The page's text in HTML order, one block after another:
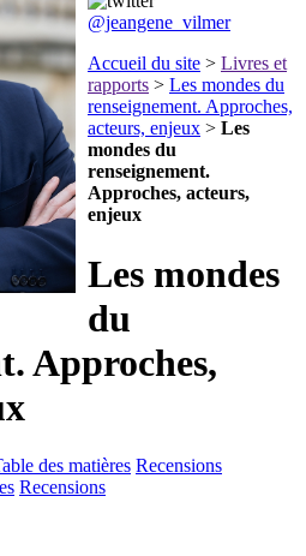
@jeangene_vilmer
Accueil du site > Livres et
rapports > Les mondes du
renseignement. Approches,
acteurs, enjeux > Les
mondes du
renseignement.
Approches, acteurs,
enjeux
Les mondes
du
Approches,
des matières Recensions
Recensions